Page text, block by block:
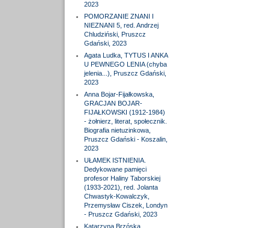
2023
POMORZANIE ZNANI I
NIEZNANI 5, red. Andrzej
Chludziński, Pruszcz
Gdański, 2023
Agata Ludka, TYTUS I ANKA
U PEWNEGO LENIA (chyba
jelenia...), Pruszcz Gdański,
2023
Anna Bojar-Fijałkowska,
GRACJAN BOJAR-
FIJAŁKOWSKI (1912-1984)
- żołnierz, literat, społecznik.
Biografia nietuzinkowa,
Pruszcz Gdański - Koszalin,
2023
UŁAMEK ISTNIENIA.
Dedykowane pamięci
profesor Haliny Taborskiej
(1933-2021), red. Jolanta
Chwastyk-Kowalczyk,
Przemysław Ciszek, Londyn
- Pruszcz Gdański, 2023
Katarzyna Brzóska,